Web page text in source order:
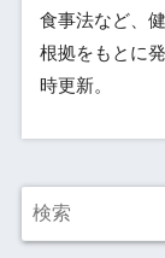
食事法など、
根拠をもとに
時更新。